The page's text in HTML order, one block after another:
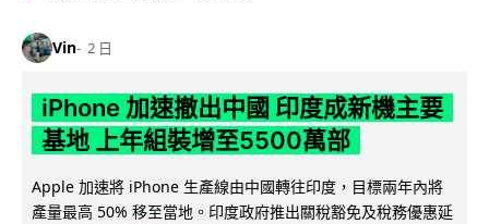
Vin 2 日
iPhone 加速撤出中國 印度成新機主要
基地 上年組裝增至5500萬部
Apple 加速將 iPhone 生產線由中國轉往印度，目標兩年內將
產量最高 50% 移至當地。印度政府推出關稅豁免及稅務優惠延